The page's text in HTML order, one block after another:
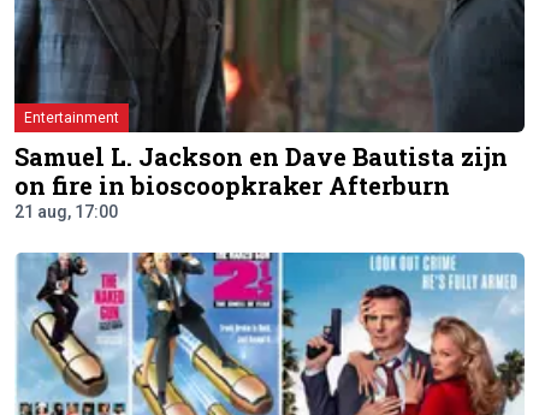
Entertainment
Samuel L. Jackson en Dave Bautista zijn
on fire in bioscoopkraker Afterburn
21 aug, 17:00